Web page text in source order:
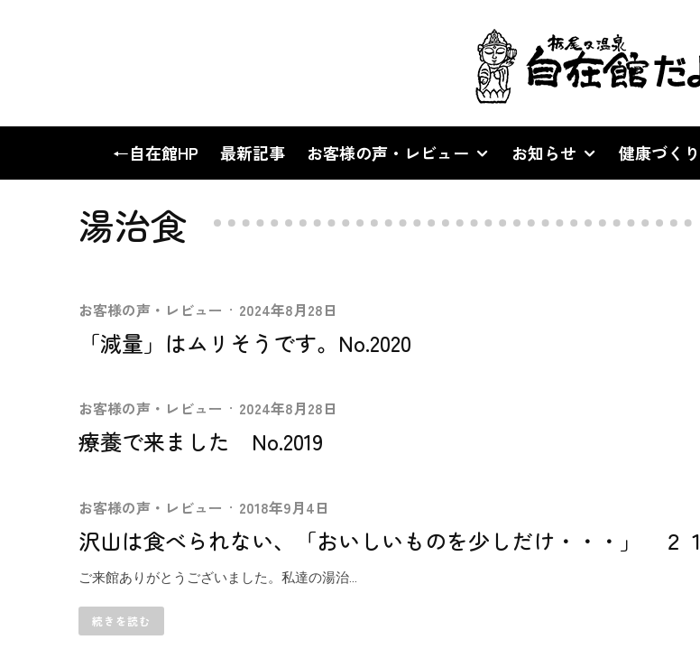
←自在館HP 最新記事 お客様の声・レビュー お知らせ 健康づくり
湯治食
お客様の声・レビュー · 2024年8月28日
「減量」はムリそうです。No.2020
お客様の声・レビュー · 2024年8月28日
療養で来ました No.2019
お客様の声・レビュー · 2018年9月4日
沢山は食べられない、「おいしいものを少しだけ・・・」 ２１
ご来館ありがとうございました。私達の湯治...
続きを読む